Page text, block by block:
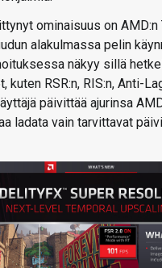
ominaisuus on
alakulmassa pelin
näkyy sillä
kuten RSR:n, RIS:n, Anti-
päivittää ajurinsa
ladata vain tarvittavat